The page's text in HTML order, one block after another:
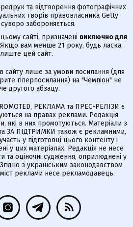
та відтворення фотографічних
творів правовласника Getty
забороняється.
сайті, призначені виключно для
Якщо вам менше 21 року, будь ласка,
цей сайт.
сайту лише за умови посилання (для
гіперпосилання) на "Чемпіон" не
другого абзацу.
РЕКЛАМА та ПРЕС-РЕЛІЗИ є
на правах реклами. Редакція
які в них промотуються. Матеріали з
ЗА ПІДТРИМКИ також є рекламними,
у підготовці цього контенту і
у цих матеріалах. Редакція не несе
та оціночні судження, оприлюднені у
з українським законодавством
реклами несе рекламодавець.